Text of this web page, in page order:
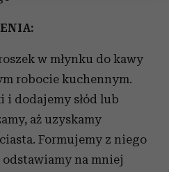
społecznościowe i
udostępniamy partnerom
i analitycznym.
informacje z innymi danymi
uzyskanymi podczas
w młynku do kawy
robocie kuchennym.
i dodajemy słód lub
aż uzyskamy
Formujemy z niego
na mniej